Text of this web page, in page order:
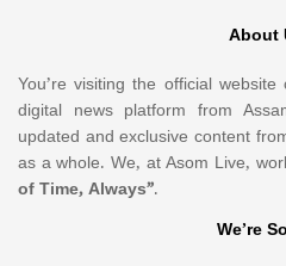
About
You’re visiting the official
digital news platform from
updated and exclusive content
as a whole. We, at Asom Live,
of Time, Always”.
We’re